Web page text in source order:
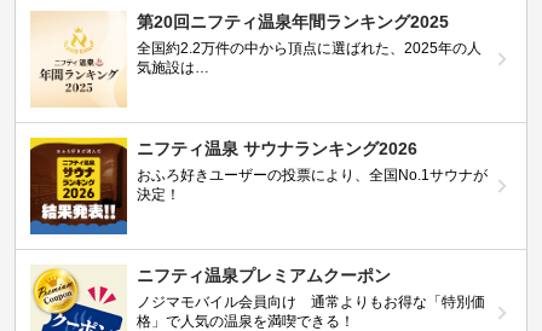
第20回ニフティ温泉年間ランキング2025
全国約2.2万件の中から頂点に選ばれた、2025年の人
気施設は…
ニフティ温泉 サウナランキング2026
おふろ好きユーザーの投票により、全国No.1サウナが
決定！
ニフティ温泉プレミアムクーポン
ノジマモバイル会員向け 通常よりもお得な「特別価
格」で人気の温泉を満喫できる！